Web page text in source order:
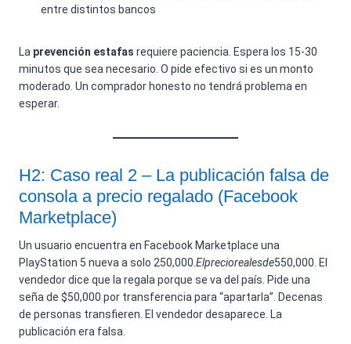
entre distintos bancos
La prevención estafas requiere paciencia. Espera los 15-30
minutos que sea necesario. O pide efectivo si es un monto
moderado. Un comprador honesto no tendrá problema en
esperar.
H2: Caso real 2 – La publicación falsa de
consola a precio regalado (Facebook
Marketplace)
Un usuario encuentra en Facebook Marketplace una
PlayStation 5 nueva a solo 250,000.Elpreciorealesde550,000. El
vendedor dice que la regala porque se va del país. Pide una
seña de $50,000 por transferencia para “apartarla”. Decenas
de personas transfieren. El vendedor desaparece. La
publicación era falsa.